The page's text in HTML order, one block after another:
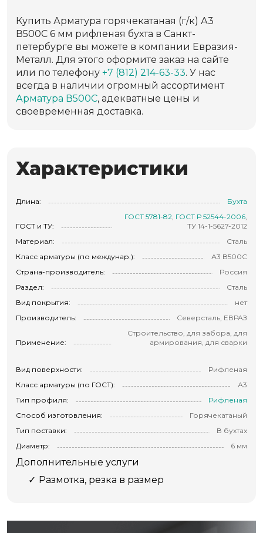
Купить Арматура горячекатаная (г/к) А3
В500С 6 мм рифленая бухта в Санкт-
петербурге вы можете в компании Евразия-
Металл. Для этого оформите заказ на сайте
или по телефону +7 (812) 214-63-33. У нас
всегда в наличии огромный ассортимент
Арматура В500С, адекватные цены и
своевременная доставка.
Характеристики
Длина: Бухта
ГОСТ и ТУ:
ГОСТ 5781-82 ГОСТ Р 52544-2006
ТУ 14-1-5627-2012
Материал:
Сталь
Класс арматуры (по междунар.):
А3 В500С
Страна-производитель:
Россия
Раздел:
Сталь
Вид покрытия:
нет
Производитель:
Северсталь, ЕВРАЗ
Применение:
Строительство, для забора, для
армирования, для сварки
Вид поверхности:
Рифленая
Класс арматуры (по ГОСТ):
А3
Тип профиля:
Рифленая
Способ изготовления:
Горячекатаный
Тип поставки:
В бухтах
Диаметр:
6 мм
Дополнительные услуги
Размотка, резка в размер